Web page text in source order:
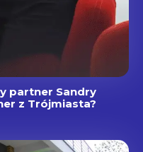
partner Sandry
z Trójmiasta?